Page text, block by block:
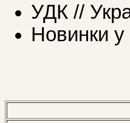
УДК //
Новинки у